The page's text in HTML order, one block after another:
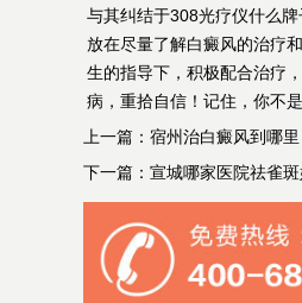
与其纠结于308光疗仪什么
放在尽量了解白癜风的治疗
生的指导下，积极配合治疗
病，重拾自信！记住，你不
上一篇：宿州治白癜风到哪里
下一篇：宣城哪家医院祛雀